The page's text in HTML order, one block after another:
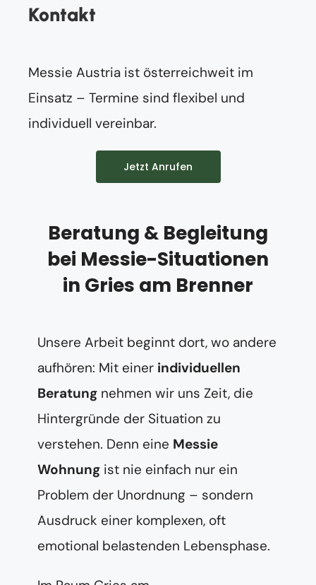
Kontakt
Messie Austria ist österreichweit im
Einsatz – Termine sind flexibel und
individuell vereinbar.
Jetzt Anrufen
Beratung & Begleitung
bei Messie-Situationen
in Gries am Brenner
Unsere Arbeit beginnt dort, wo andere
aufhören: Mit einer individuellen
Beratung nehmen wir uns Zeit, die
Hintergründe der Situation zu
verstehen. Denn eine Messie
Wohnung ist nie einfach nur ein
Problem der Unordnung – sondern
Ausdruck einer komplexen, oft
emotional belastenden Lebensphase.